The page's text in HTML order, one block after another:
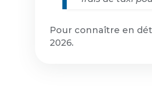
Pour connaître en
2026.